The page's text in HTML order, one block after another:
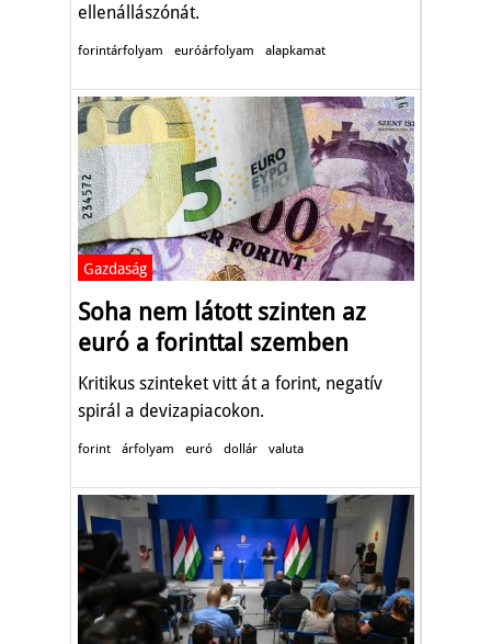
ellenállászónát.
forintárfolyam euróárfolyam alapkamat
Gazdaság
Soha nem látott szinten az
euró a forinttal szemben
Kritikus szinteket vitt át a forint, negatív
spirál a devizapiacokon.
forint árfolyam euró dollár valuta